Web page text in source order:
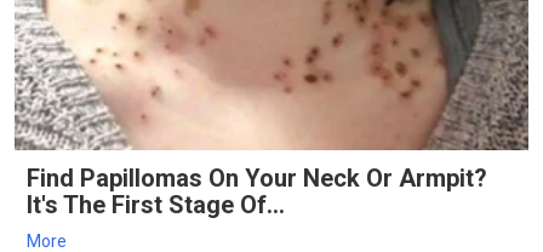
Find Papillomas On Your Neck Or Armpit?
It's The First Stage Of...
More